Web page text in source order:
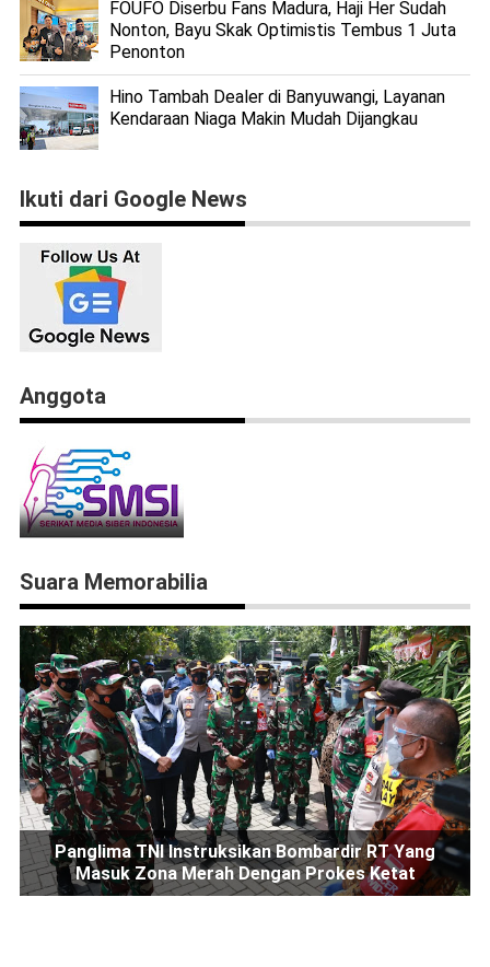
FOUFO Diserbu Fans Madura, Haji Her Sudah
Nonton, Bayu Skak Optimistis Tembus 1 Juta
Penonton
Hino Tambah Dealer di Banyuwangi, Layanan
Kendaraan Niaga Makin Mudah Dijangkau
Ikuti dari Google News
Anggota
Suara Memorabilia
Panglima TNI Instruksikan Bombardir RT Yang
Masuk Zona Merah Dengan Prokes Ketat